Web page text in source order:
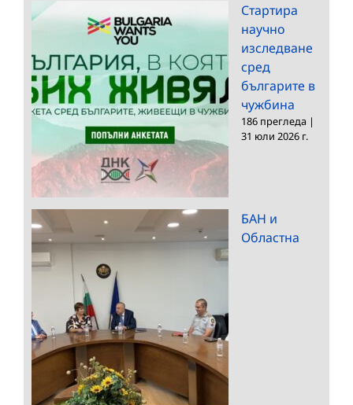
Стартира
научно
изследване
сред
българите в
чужбина
186 прегледа |
31 юли 2026 г.
БАН и
Областна